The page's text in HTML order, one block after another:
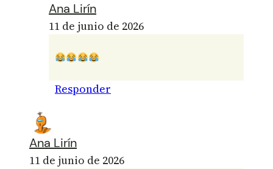
Ana Lirín
11 de junio de 2026
Responder
Ana Lirín
11 de junio de 2026